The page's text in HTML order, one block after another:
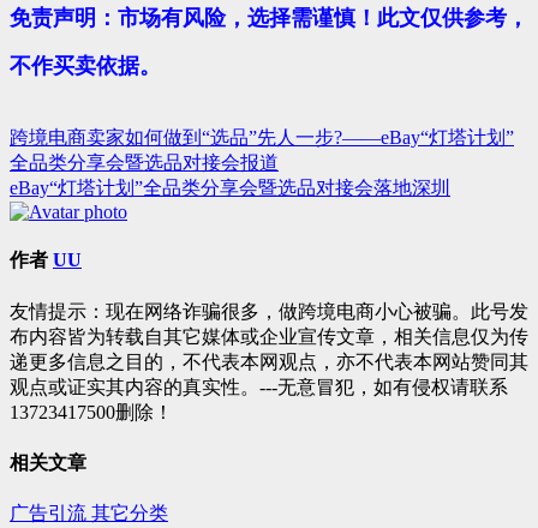
免责声明：市场有风险，选择需谨慎！此文仅供参考，
不作买卖依据。
文
章
导
航
跨境电商卖家如何做到“选品”先人一步?——eBay“灯塔计划”
全品类分享会暨选品对接会报道
eBay“灯塔计划”全品类分享会暨选品对接会落地深圳
作者 UU
友情提示：现在网络诈骗很多，做跨境电商小心被骗。此号发
布内容皆为转载自其它媒体或企业宣传文章，相关信息仅为传
递更多信息之目的，不代表本网观点，亦不代表本网站赞同其
观点或证实其内容的真实性。---无意冒犯，如有侵权请联系
13723417500删除！
相关文章
广告引流 其它分类